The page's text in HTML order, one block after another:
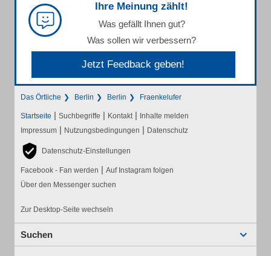
Ihre Meinung zählt!
Was gefällt Ihnen gut?
Was sollen wir verbessern?
Jetzt Feedback geben!
Das Örtliche Berlin Berlin Fraenkelufer
Startseite | Suchbegriffe | Kontakt | Inhalte melden
Impressum | Nutzungsbedingungen | Datenschutz
Datenschutz-Einstellungen
Facebook - Fan werden | Auf Instagram folgen
Über den Messenger suchen
Zur Desktop-Seite wechseln
Suchen